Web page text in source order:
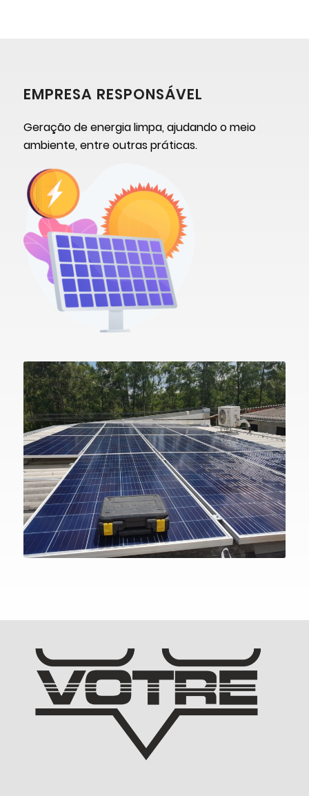
EMPRESA RESPONSÁVEL
Geração de energia limpa, ajudando o meio
ambiente, entre outras práticas.